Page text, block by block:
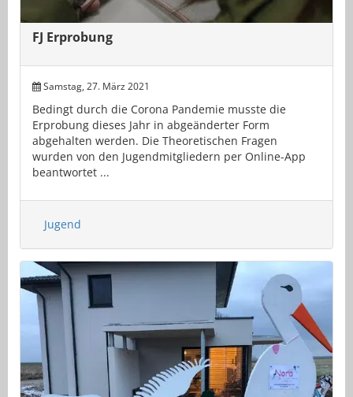
FJ Erprobung
Samstag, 27. März 2021
Bedingt durch die Corona Pandemie musste die
Erprobung dieses Jahr in abgeänderter Form
abgehalten werden. Die Theoretischen Fragen
wurden von den Jugendmitgliedern per Online-App
beantwortet ...
Jugend